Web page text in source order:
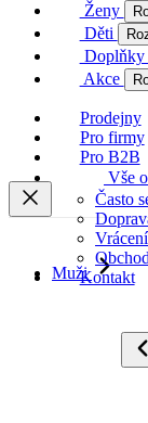
Ženy
Děti
Doplňky
Akce
Prodejny
Pro firmy
Pro B2B
Vše
Často
Kontakt
Muži